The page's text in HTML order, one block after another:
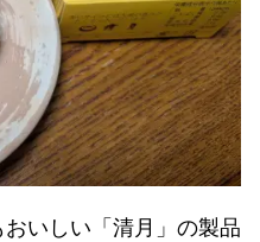
いしい「清月」の製品